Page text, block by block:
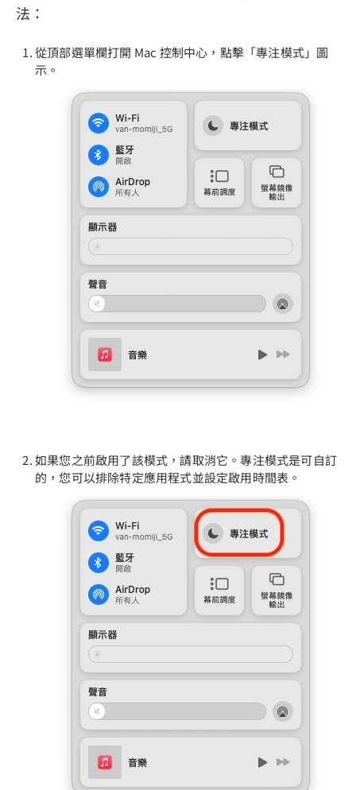
法：
從頂部選單欄打開 Mac 控制中心，點擊「專注模式」圖
示。
如果您之前啟用了該模式，請取消它。專注模式是可自訂
的，您可以排除特定應用程式並設定啟用時間表。